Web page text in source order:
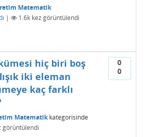
Matematik
| 1.6k kez görüntülendi
0
0
hiç biri boş
iki eleman
kaç farklı
Matematikkategorisinde
görüntülendi